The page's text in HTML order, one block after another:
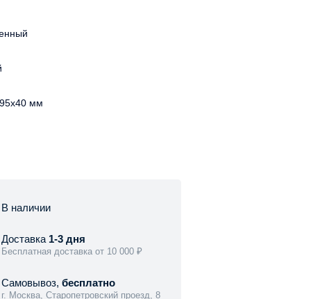
мм
В наличии
Доставка 1-3 дня
Бесплатная доставка от 10 000 ₽
Самовывоз, бесплатно
г. Москва, Старопетровский проезд, 8